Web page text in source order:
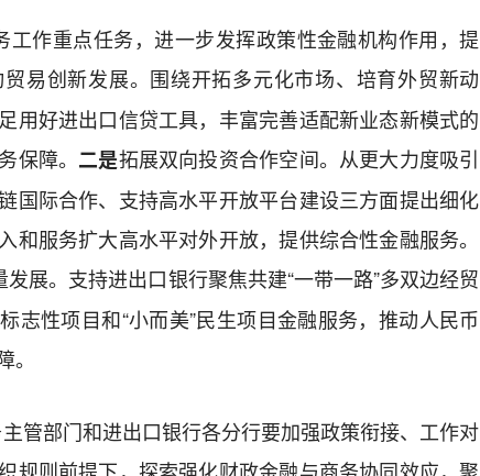
工作重点任务， 进一步发挥政策性金融机构作用 ，提
贸易创新发展。围绕开拓多元化市场、培育外贸新动
用好进出口信贷工具，丰富完善适配新业态新模式的
保障。 二是拓展双向投资合作空间。从更大力度吸引
国际合作、支持高水平开放平台建设三方面提出细化
和服务扩大高水平对外开放，提供综合性金融服务。
发展。支持进出口银行聚焦共建“一带一路”多双边经贸
志性项目和“小而美”民生项目金融服务，推动人民币
管部门和进出口银行各分行要加强政策衔接、工作对